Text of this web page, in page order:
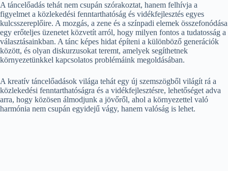
A táncelőadás tehát nem csupán szórakoztat, hanem felhívja a
figyelmet a közlekedési fenntarthatóság és vidékfejlesztés egyes
kulcsszereplőire. A mozgás, a zene és a színpadi elemek összefonódása
egy erőteljes üzenetet közvetít arról, hogy milyen fontos a tudatosság a
választásainkban. A tánc képes hidat építeni a különböző generációk
között, és olyan diskurzusokat teremt, amelyek segíthetnek
környezetünkkel kapcsolatos problémáink megoldásában.
A kreatív táncelőadások világa tehát egy új szemszögből világít rá a
közlekedési fenntarthatóságra és a vidékfejlesztésre, lehetőséget adva
arra, hogy közösen álmodjunk a jövőről, ahol a környezettel való
harmónia nem csupán egyidejű vágy, hanem valóság is lehet.